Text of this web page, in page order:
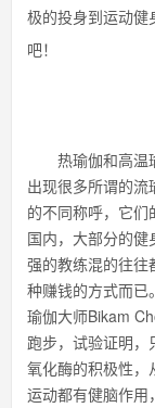
极的投身到运动健
吧！
热瑜伽和高温
出现很多所谓的
的不同称呼，它
国内，大部分的
强的教练混的往往
种赚钱的方式而
瑜伽大师Bikam
跑步，试验证明
氧化酶的积极性，
运动都有健脑作用